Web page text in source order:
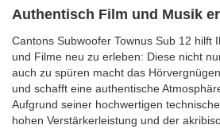
Authentisch Film und Musik
Cantons Subwoofer Townus Sub 12 hilft
und Filme neu zu erleben: Diese nicht
auch zu spüren macht das
und schafft eine authentische
Aufgrund seiner hochwertigen
hohen Verstärkerleistung und der